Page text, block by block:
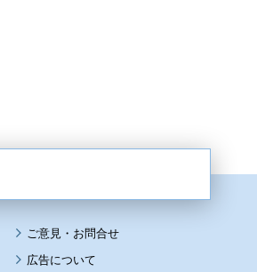
広告について